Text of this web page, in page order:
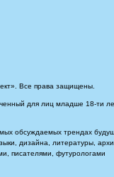
Все права защищены.
для лиц младше 18-ти
обсуждаемых трендах
дизайна, литературы,
писателями, футурологами